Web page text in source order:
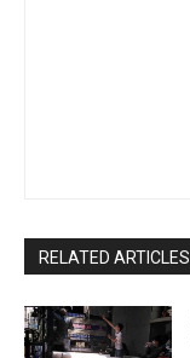
RELATED ARTICLES